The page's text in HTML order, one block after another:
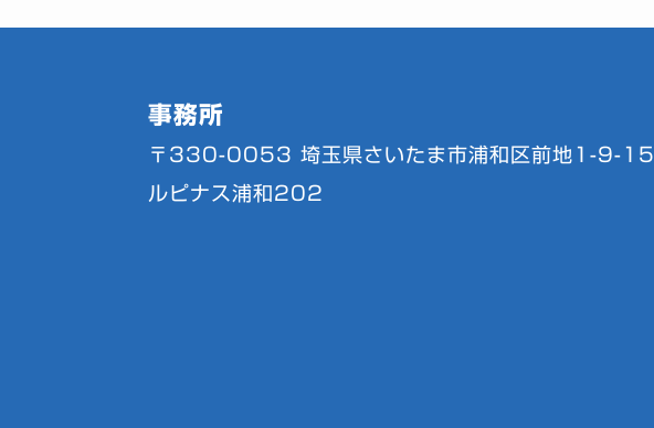
事務所
〒330-0053埼玉県さいたま市浦和区前地1-9-15
ルピナス浦和202